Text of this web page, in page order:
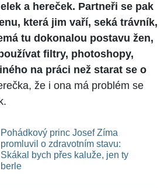
a hereček. Partneři se pak
která jim vaří, seká trávník,
tu dokonalou postavu žen,
filtry, photoshopy,
na práci než starat se o
že i ona má problém se
Pohádkový princ Josef Zíma
promluvil o zdravotním stavu:
Skákal bych přes kaluže, jen ty
berle